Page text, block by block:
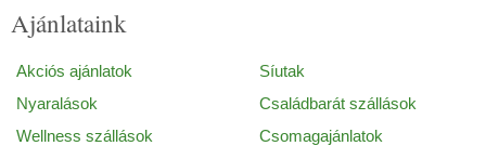
Ajánlataink
Akciós ajánlatok
Síutak
Nyaralások
Családbarát szállások
Wellness szállások
Csomagajánlatok